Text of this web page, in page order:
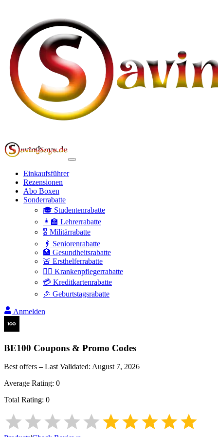
Einkaufsführer
Rezensionen
Abo Boxen
Sonderrabatte
🎓 Studentenrabatte
👩‍🏫 Lehrerrabatte
🎖️ Militärrabatte
👴 Seniorenrabatte
🏥 Gesundheitsrabatte
🚨 Ersthelferrabatte
👩‍⚕️ Krankenpflegerrabatte
💳 Kreditkartenrabatte
🎉 Geburtstagsrabatte
Anmelden
BE100 Coupons & Promo Codes
Best offers – Last Validated: August 7, 2026
Average Rating: 0
Total Rating: 0